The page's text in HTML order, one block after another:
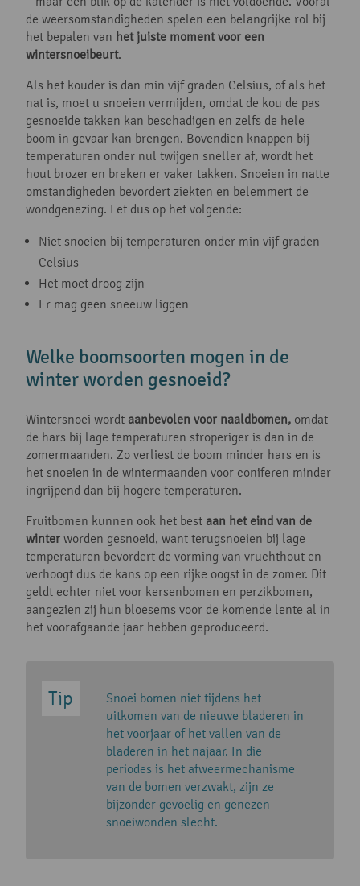
de weersomstandigheden spelen een belangrijke rol bij
het bepalen van het juiste moment voor een
wintersnoeibeurt.
Als het kouder is dan min vijf graden Celsius, of als het
nat is, moet u snoeien vermijden, omdat de kou de pas
gesnoeide takken kan beschadigen en zelfs de hele
boom in gevaar kan brengen. Bovendien knappen bij
temperaturen onder nul twijgen sneller af, wordt het
hout brozer en breken er vaker takken. Snoeien in natte
omstandigheden bevordert ziekten en belemmert de
wondgenezing. Let dus op het volgende:
Niet snoeien bij temperaturen onder min vijf graden
Celsius
Het moet droog zijn
Er mag geen sneeuw liggen
Welke boomsoorten mogen in de
winter worden gesnoeid?
Wintersnoei wordt aanbevolen voor naaldbomen, omdat
de hars bij lage temperaturen stroperiger is dan in de
zomermaanden. Zo verliest de boom minder hars en is
het snoeien in de wintermaanden voor coniferen minder
ingrijpend dan bij hogere temperaturen.
Fruitbomen kunnen ook het best aan het eind van de
winter worden gesnoeid, want terugsnoeien bij lage
temperaturen bevordert de vorming van vruchthout en
verhoogt dus de kans op een rijke oogst in de zomer. Dit
geldt echter niet voor kersenbomen en perzikbomen,
aangezien zij hun bloesems voor de komende lente al in
het voorafgaande jaar hebben geproduceerd.
Snoei bomen niet tijdens het
uitkomen van de nieuwe bladeren in
het voorjaar of het vallen van de
bladeren in het najaar. In die
periodes is het afweermechanisme
van de bomen verzwakt, zijn ze
bijzonder gevoelig en genezen
snoeiwonden slecht.